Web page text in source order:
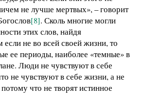
не лучше мертвых», – говорит
[8]. Сколь многие могли
этих слов, найдя
не во всей своей жизни, то
ее периоды, наиболее «темные» в
Люди не чувствуют в себе
не чувствуют в себе жизни, а не
что не творят истинное